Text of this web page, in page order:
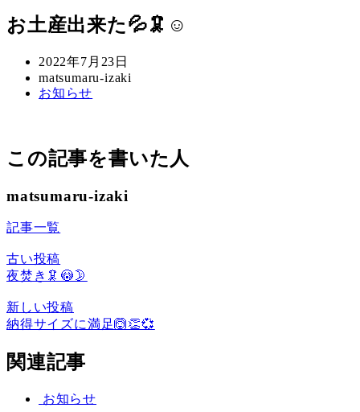
お土産出来た💦🦑☺️
投
稿
日
2022年7月23日
著
者
matsumaru-izaki
カ
ー
お知らせ
この記事を書いた人
matsumaru-izaki
記事一覧
古い投稿
夜焚き🦑😳🌛
新しい投稿
納得サイズに満足🙆👏💞
関連記事
お知らせ